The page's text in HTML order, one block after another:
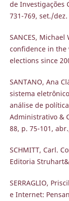
de Investigações
731-769, set./
SANCES,
confidence in the
elections since
SANTANO, Ana
sistema
análise de
Administrativo &
88, p. 75-101,
SCHMITT, Carl.
Editoria
SERRAGLIO,
e Internet: